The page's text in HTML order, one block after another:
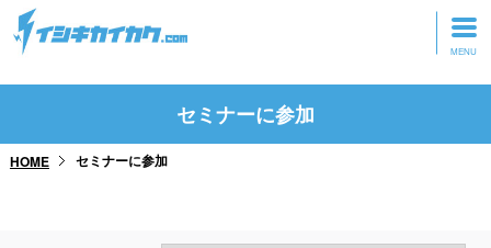
トップページ
セミナーに参加
HOME セミナーに参加